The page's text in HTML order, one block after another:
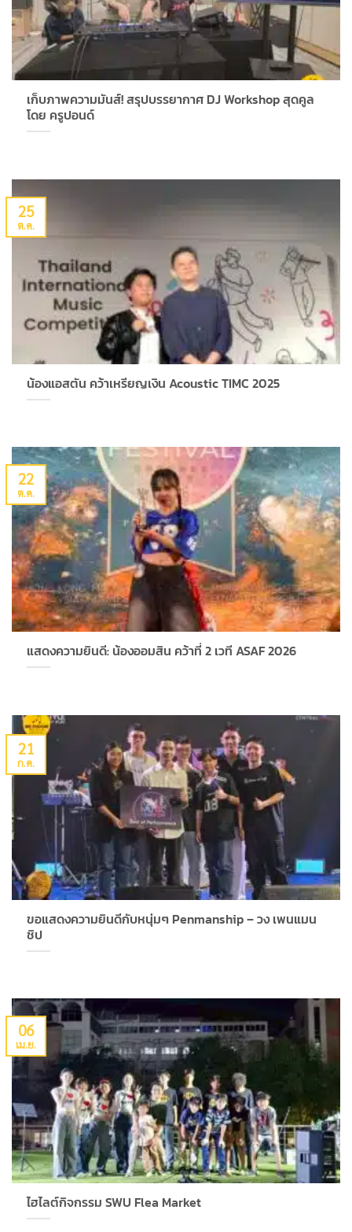
เก็บภาพความมันส์! สรุปบรรยากาศ DJ Workshop สุดคูล
โดย ครูปอนด์
น้องแอสตัน คว้าเหรียญเงิน Acoustic TIMC 2025
25
ต.ค.
แสดงความยินดี: น้องออมสิน คว้าที่ 2 เวที ASAF 2026
22
ต.ค.
ขอแสดงความยินดีกับหนุ่มๆ Penmanship – วง เพนแมน
ชิป
21
ก.ค.
ไฮไลต์กิจกรรม SWU Flea Market
06
เม.ย.